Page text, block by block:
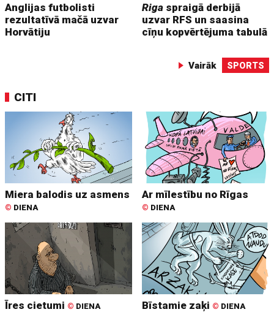
Anglijas futbolisti
rezultatīvā mačā uzvar
Horvātiju
Riga spraigā derbijā
uzvar RFS un saasina
cīņu kopvērtējuma tabulā
Vairāk SPORTS
CITI
Miera balodis uz asmens
© DIENA
Ar mīlestību no Rīgas
© DIENA
Īres cietumi © DIENA Bīstamie zaķi © DIENA